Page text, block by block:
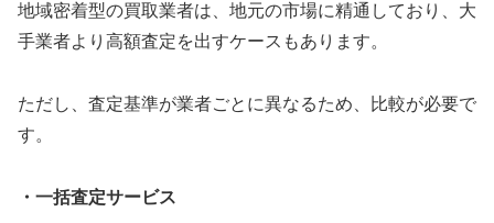
地域密着型の買取業者は、地元の市場に精通しており、大
手業者より高額査定を出すケースもあります。
ただし、査定基準が業者ごとに異なるため、比較が必要で
す。
・一括査定サービス